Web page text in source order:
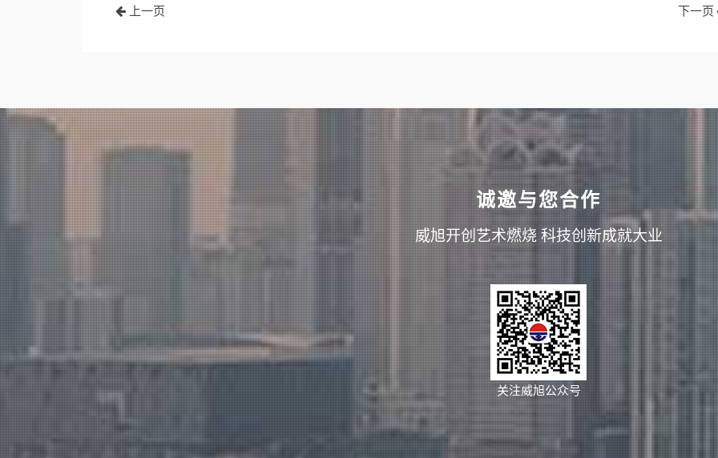
上一页 下一页
诚邀与您合作
威旭开创艺术燃烧 科技创新成就大业
关注威旭公众号